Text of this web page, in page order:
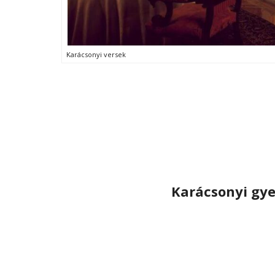
Karácsonyi versek
Karácsonyi